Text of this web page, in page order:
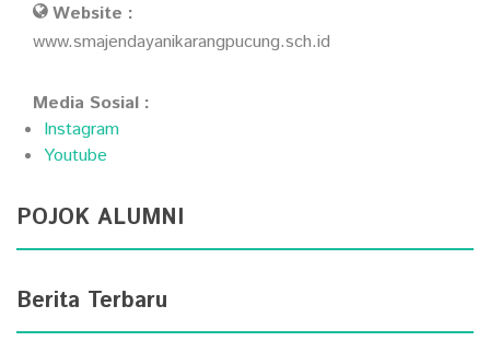
Website :
www.smajendayanikarangpucung.sch.id
Media Sosial :
Instagram
Youtube
POJOK ALUMNI
Berita Terbaru